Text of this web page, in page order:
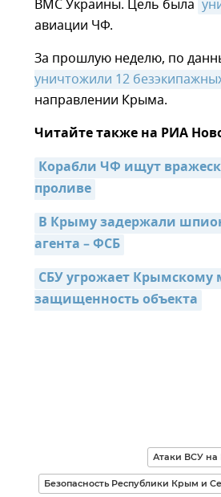
ВМС Украины. Цель была
авиации ЧФ.
За прошлую неделю, по
уничтожили 12
направлении Крыма.
Читайте также на РИА
Корабли ЧФ ищут
проливе
В Крыму задержали
агента – ФСБ
СБУ угрожает Крымскому
защищенность объекта
Атаки ВСУ
Безопасность Республики Крым и